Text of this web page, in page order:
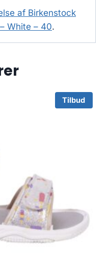
af Birkenstock
White – 40.
Tilbud